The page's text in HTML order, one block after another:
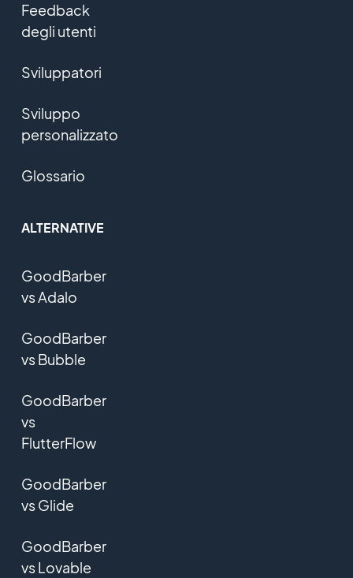
Feedback
degli utenti
Sviluppatori
Sviluppo
personalizzato
Glossario
ALTERNATIVE
GoodBarber
vs Adalo
GoodBarber
vs Bubble
GoodBarber
vs
FlutterFlow
GoodBarber
vs Glide
GoodBarber
vs Lovable